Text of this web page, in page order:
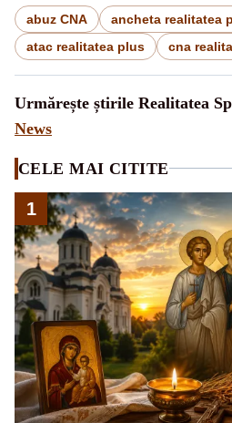
abuz CNA
ancheta realitatea
atac realitatea plus
cna
Urmărește știrile Realitatea
News
CELE MAI CITITE
1